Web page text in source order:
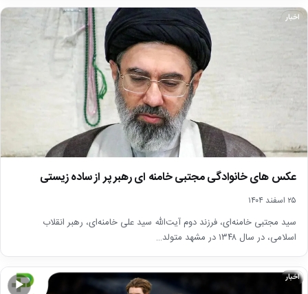
اخبار
عکس های خانوادگی مجتبی خامنه ای رهبر پر از ساده زیستی
۲۵ اسفند ۱۴۰۴
سید مجتبی خامنه‌ای، فرزند دوم آیت‌الله سید علی خامنه‌ای، رهبر انقلاب
اسلامی، در سال ۱۳۴۸ در مشهد متولد…
▶
اخبار